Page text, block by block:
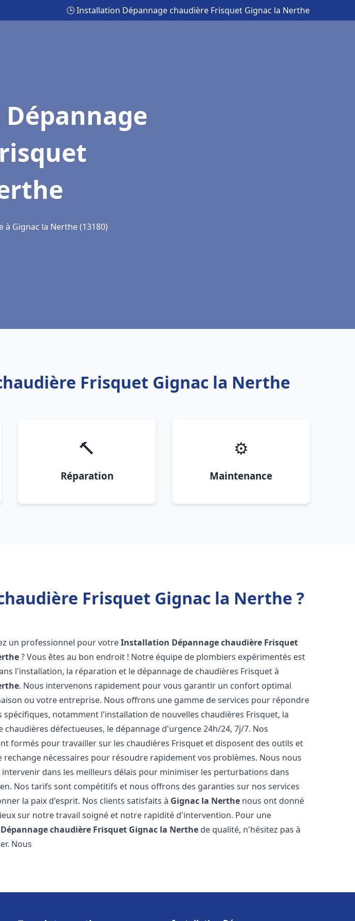
🕒 Installation Dépannage chaudière Frisquet Gignac la Nerthe
Gignac la Nerthe (13180)
Frisquet Gignac la Nerthe
🔨
Réparation
⚙️
Maintenance
Frisquet Gignac la Nerthe ?
un professionnel pour votreInstallation Dépannage chaudière Frisquet
? Vous êtes au bon endroit ! Notre équipe de plombiers expérimentés est
l'installation, la réparation et le dépannage de chaudières Frisquet à
. Nous intervenons rapidement pour vous garantir un confort optimal
ou votre entreprise. Nous offrons une gamme de services pour répondre
spécifiques, notamment l'installation de nouvelles chaudières Frisquet, la
chaudières défectueuses, le dépannage d'urgence 24h/24, 7j/7. Nos
formés pour travailler sur les chaudières Frisquet et disposent des outils et
rechange nécessaires pour résoudre rapidement vos problèmes. Nous nous
intervenir dans les meilleurs délais pour minimiser les perturbations dans
Nos tarifs sont compétitifs et nous offrons des garanties sur nos services
la paix d'esprit. Nos clients satisfaits à Gignac la Nerthe nous ont donné
sur notre travail soigné et notre rapidité d'intervention. Pour une
chaudière Frisquet Gignac la Nerthe de qualité, n'hésitez pas à
Nous